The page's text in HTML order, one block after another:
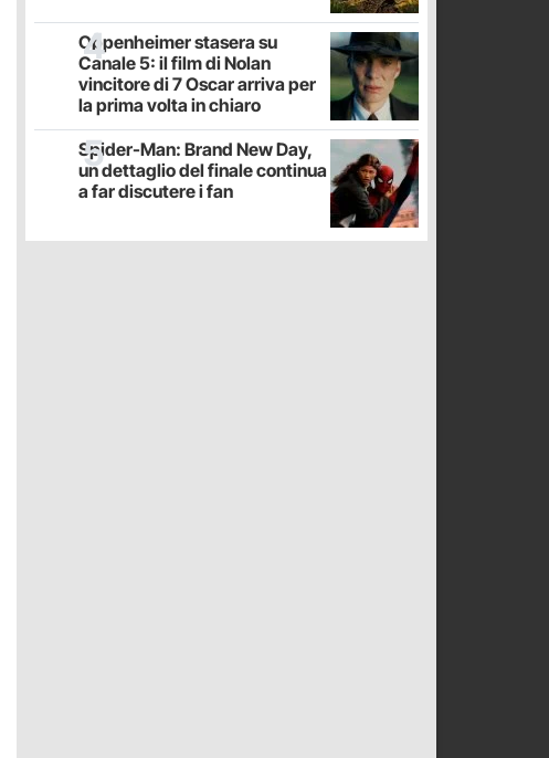
Oppenheimer stasera su
Canale 5: il film di Nolan
vincitore di 7 Oscar arriva per
la prima volta in chiaro
Spider-Man: Brand New Day,
un dettaglio del finale continua
a far discutere i fan